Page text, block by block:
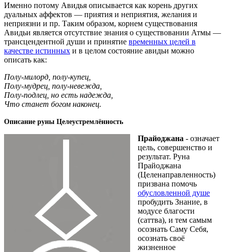
Именно потому Авидья описывается как корень других
дуальных аффектов — приятия и неприятия, желания и
неприязни и пр. Таким образом, корнем существования
Авидьи является отсутствие знания о существовании Атмы —
трансцендентной души и принятие временных целей в
качестве истинных и в целом состояние авидьи можно
описать как:
Полу-милорд, полу-купец,
Полу-мудрец, полу-невежда,
Полу-подлец, но есть надежда,
Что станет богом наконец.
Описание руны Целеустремлённость
Прайоджана - означает
цель, совершенство и
результат. Руна
Прайоджана
(Целенаправленность)
призвана помочь
обусловленной душе
пробудить Знание, в
модусе благости
(саттва), и тем самым
осознать Саму Себя,
осознать своё
жизненное